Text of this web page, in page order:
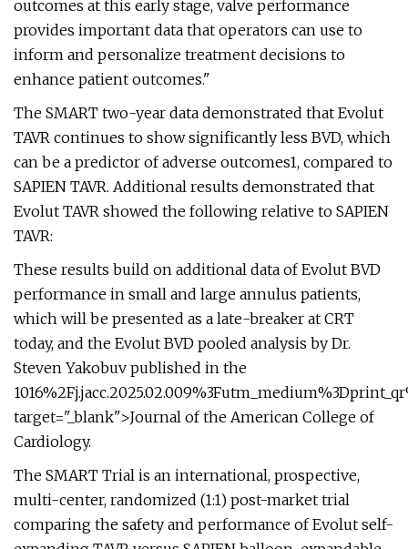
outcomes at this early stage, valve performance
provides important data that operators can use to
inform and personalize treatment decisions to
enhance patient outcomes."
The SMART two-year data demonstrated that Evolut
TAVR continues to show significantly less BVD, which
can be a predictor of adverse outcomes1, compared to
SAPIEN TAVR. Additional results demonstrated that
Evolut TAVR showed the following relative to SAPIEN
TAVR:
These results build on additional data of Evolut BVD
performance in small and large annulus patients,
which will be presented as a late-breaker at CRT
today, and the Evolut BVD pooled analysis by Dr.
Steven Yakobuv published in the
target="_blank">Journal of the American College of
Cardiology.
The SMART Trial is an international, prospective,
multi-center, randomized (1:1) post-market trial
comparing the safety and performance of Evolut self-